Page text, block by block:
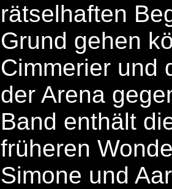
rätselhaften
Grund gehen
Cimmerier und
der Arena
Band enthält
früheren
Simone und